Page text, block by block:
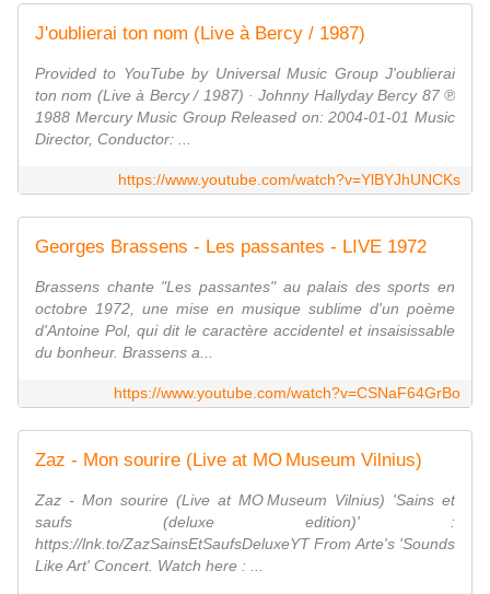
J'oublierai ton nom (Live à Bercy / 1987)
Provided to YouTube by Universal Music Group J'oublierai
ton nom (Live à Bercy / 1987) · Johnny Hallyday Bercy 87 ℗
1988 Mercury Music Group Released on: 2004-01-01 Music
Director, Conductor: ...
https://www.youtube.com/watch?v=YlBYJhUNCKs
Georges Brassens - Les passantes - LIVE 1972
Brassens chante "Les passantes" au palais des sports en
octobre 1972, une mise en musique sublime d'un poème
d'Antoine Pol, qui dit le caractère accidentel et insaisissable
du bonheur. Brassens a...
https://www.youtube.com/watch?v=CSNaF64GrBo
Zaz - Mon sourire (Live at MO Museum Vilnius)
Zaz - Mon sourire (Live at MO Museum Vilnius) 'Sains et
saufs (deluxe edition)' :
https://lnk.to/ZazSainsEtSaufsDeluxeYT From Arte's 'Sounds
Like Art' Concert. Watch here : ...